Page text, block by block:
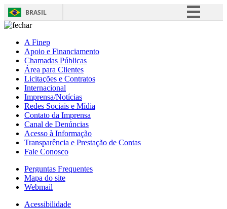
BRASIL
A Finep
Apoio e Financiamento
Chamadas Públicas
Área para Clientes
Licitações e Contratos
Internacional
Imprensa/Notícias
Redes Sociais e Mídia
Contato da Imprensa
Canal de Denúncias
Acesso à Informação
Transparência e Prestação de Contas
Fale Conosco
Perguntas Frequentes
Mapa do site
Webmail
Acessibilidade